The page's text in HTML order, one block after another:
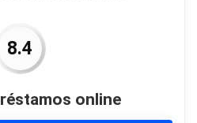
8.4
online